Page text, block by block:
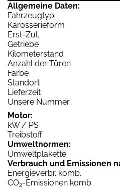
Allgemeine Daten:
Fahrzeugtyp
Karosserieform
Erst-Zul.
Getriebe
Kilometerstand
Anzahl der Türen
Farbe
Standort
Lieferzeit
Unsere Nummer
Motor:
kW / PS
Treibstoff
Umweltnormen:
Umweltplakette
Verbrauch und Emissionen
Energieverbr. komb.
CO2-Emissionen komb.